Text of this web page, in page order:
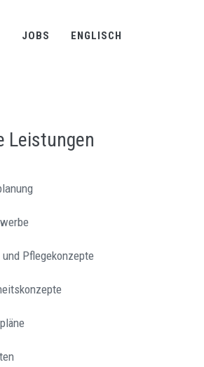
JOBS ENGLISCH
Leistungen
Pflegekonzepte